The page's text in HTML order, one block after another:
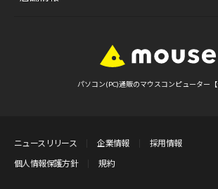
パソコン(PC)通販のマウスコンピューター【
ニュースリリース 企業情報
採用情報
個人情報保護方針
規約